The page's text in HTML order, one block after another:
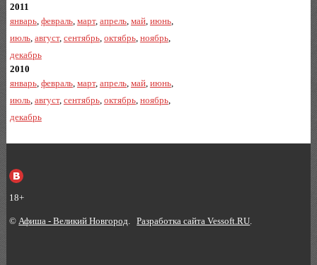
2011
январь, февраль, март, апрель, май, июнь,
июль, август, сентябрь, октябрь, ноябрь,
декабрь
2010
январь, февраль, март, апрель, май, июнь,
июль, август, сентябрь, октябрь, ноябрь,
декабрь
18+
©Афиша - Великий Новгород.Разработка сайта Vessoft.RU.